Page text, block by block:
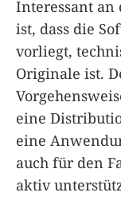
Interessant an
ist, dass die
vorliegt,
Originale ist.
eine
eine
auch für den
aktiv